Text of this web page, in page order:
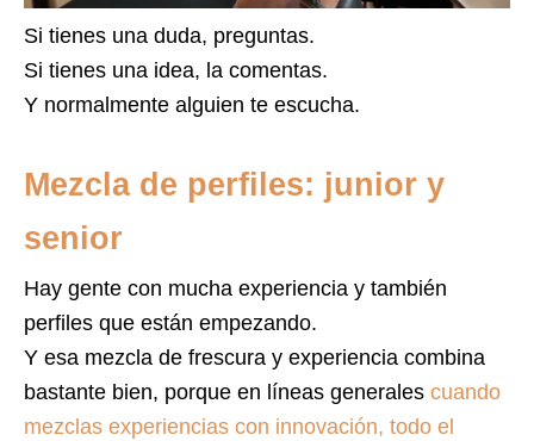
Si tienes una duda, preguntas.
Si tienes una idea, la comentas.
Y normalmente alguien te escucha.
Mezcla de perfiles: junior y
senior
Hay gente con mucha experiencia y también
perfiles que están empezando.
Y esa mezcla de frescura y experiencia combina
bastante bien, porque en líneas generales cuando
mezclas experiencias con innovación, todo el